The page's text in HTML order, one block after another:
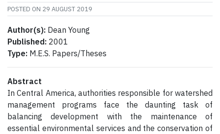
POSTED ON 29 AUGUST 2019
Author(s): Dean Young
Published: 2001
Type: M.E.S. Papers/Theses
Abstract
In Central America, authorities responsible for watershed
management programs face the daunting task of
balancing development with the maintenance of
essential environmental services and the conservation of